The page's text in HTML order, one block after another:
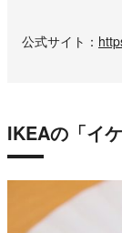
公式サイト
IKEAの「イ